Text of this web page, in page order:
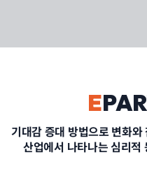
PORTFOLIO
E
기대감 증대 방법으로 변화
산업에서 나타나는 심리적